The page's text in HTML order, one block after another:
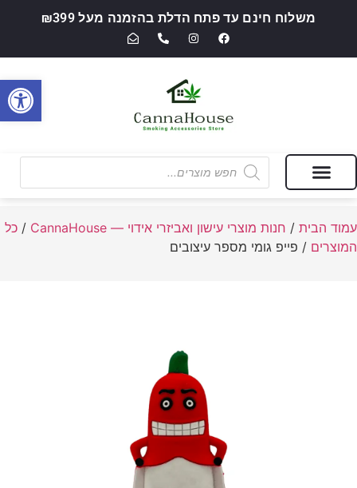
משלוח חינם עד פתח הדלת בהזמנה מעל ₪399
עמוד הבית / חנות מוצרי עישון ואביזרי אידוי — CannaHouse / כל
המוצרים / פייפ גומי מספר עיצובים
פתח